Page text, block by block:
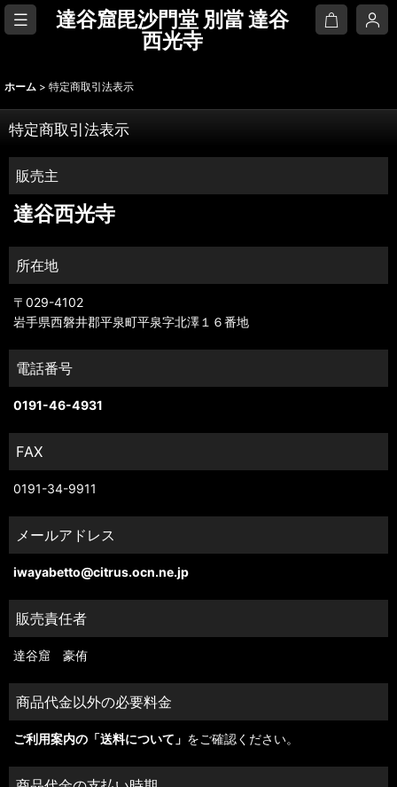
達谷窟毘沙門堂 別當 達谷
西光寺
ホーム > 特定商取引法表示
特定商取引法表示
販売主
達谷西光寺
所在地
〒029-4102
岩手県西磐井郡平泉町平泉字北澤１６番地
電話番号
0191-46-4931
FAX
0191-34-9911
メールアドレス
iwayabetto@citrus.ocn.ne.jp
販売責任者
達谷窟 豪侑
商品代金以外の必要料金
ご利用案内の「送料について」 をご確認ください。